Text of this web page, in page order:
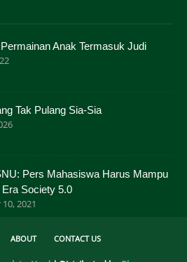
Anak Termasuk Judi
Tak Pulang Sia-Sia
Pers Mahasiswa Harus Mampu
Society 5.0
2021
ABOUT CONTACT US